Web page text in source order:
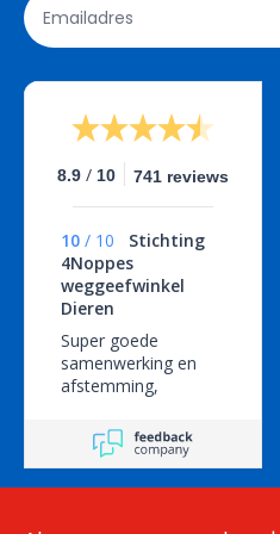
8.9 / 10 741 reviews
10 / 10
Stichting
4Noppes
weggeefwinkel
Dieren
Super goede
samenwerking en
afstemming,